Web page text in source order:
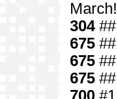
March!
304##
675 ##
675 ##
675 ##
700 #1